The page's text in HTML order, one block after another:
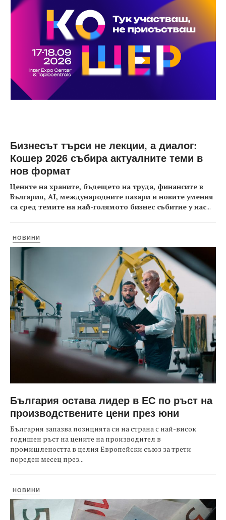
Бизнесът търси не лекции, а диалог:
Кошер 2026 събира актуалните теми в
нов формат
Цените на храните, бъдещето на труда, финансите в
България, AI, международните пазари и новите умения
са сред темите на най-голямото бизнес събитие у нас...
НОВИНИ
България остава лидер в ЕС по ръст на
производствените цени през юни
България запазва позицията си на страна с най-висок
годишен ръст на цените на производител в
промишлеността в целия Европейски съюз за трети
пореден месец през...
НОВИНИ